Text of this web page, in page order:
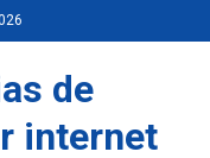
de
internet